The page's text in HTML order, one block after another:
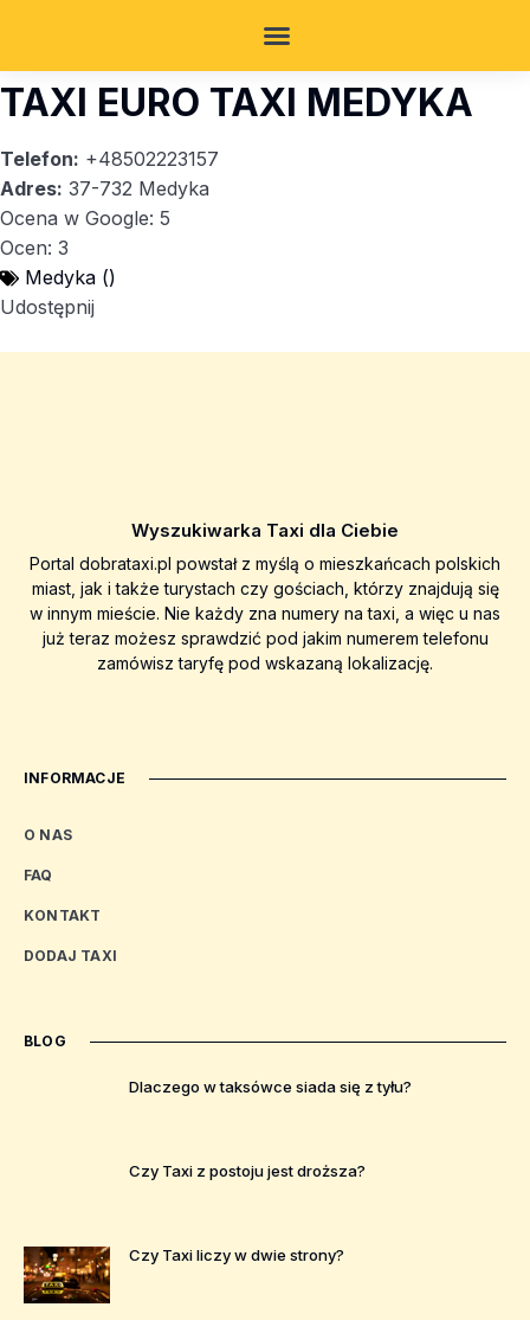
TAXI EURO TAXI MEDYKA
Telefon: +48502223157
Adres: 37-732 Medyka
Ocena w Google: 5
Ocen: 3
Medyka ()
Udostępnij
Wyszukiwarka Taxi dla Ciebie
Portal dobrataxi.pl powstał z myślą o mieszkańcach polskich
miast, jak i także turystach czy gościach, którzy znajdują się
w innym mieście. Nie każdy zna numery na taxi, a więc u nas
już teraz możesz sprawdzić pod jakim numerem telefonu
zamówisz taryfę pod wskazaną lokalizację.
INFORMACJE
O NAS
FAQ
KONTAKT
DODAJ TAXI
BLOG
Dlaczego w taksówce siada się z tyłu?
Czy Taxi z postoju jest droższa?
Czy Taxi liczy w dwie strony?